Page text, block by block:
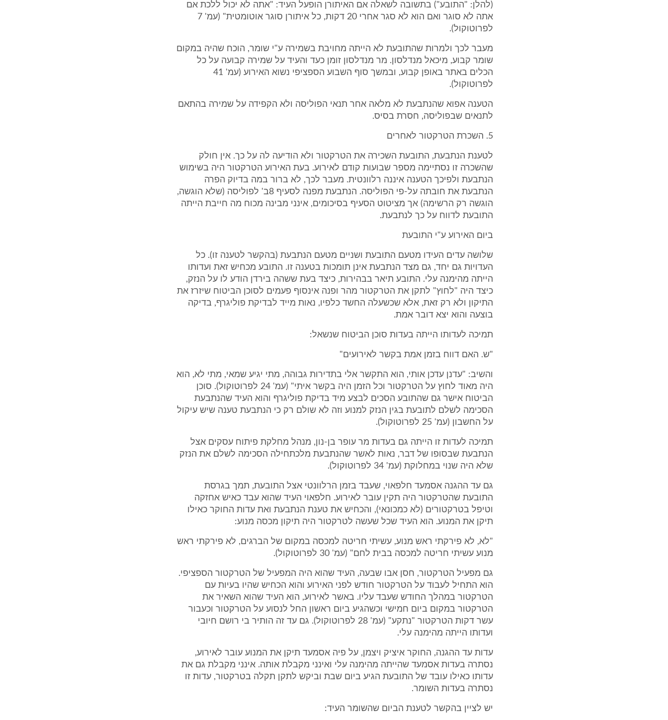
(להלן: "התובע") בתשובה לשאלה אם האיתורן הופעל העיד: "אתה לא יכול ללכת אם
אתה לא סוגר ואם הוא לא סגר אחרי 20 דקות, כל איתורן סוגר אוטומטית" (עמ' 7
לפרוטוקול).
מעבר לכך ולמרות שהתובעת לא הייתה מחויבת בשמירה ע"י שומר, הוכח שהיה במקום
שומר קבוע, מיכאל מנדלסון. מר מנדלסון זומן כעד והעיד על שמירה קבועה על כל
הכלים באתר באופן קבוע, ובמשך סוף השבוע הספציפי נשוא האירוע (עמ' 41
לפרוטוקול).
הטענה אפוא שהנתבעת לא מלאה אחר תנאי הפוליסה ולא הקפידה על שמירה בהתאם
לתנאים שבפוליסה, חסרת בסיס.
5. השכרת הטרקטור לאחרים
לטענת הנתבעת, התובעת השכירה את הטרקטור ולא הודיעה לה על כך. אין חולק
שהשכרה זו נסתיימה מספר שבועות קודם לאירוע. בעת האירוע הטרקטור היה בשימוש
הנתבעת ולפיכך הטענה איננה רלוונטית. מעבר לכך, לא ברור במה בדיוק הפרה
הנתבעת את חובתה על-פי הפוליסה. הנתבעת מפנה לסעיף 8ב' לפוליסה (שלא הוגשה,
הוגשה רק הרשימה) אך מציטוט הסעיף בסיכומים, אינני מבינה מכוח מה חייבת הייתה
התובעת לדווח על כך לנתבעת.
ביום האירוע ע"י התובעת
שלושה עדים העידו מטעם התובעת ושניים מטעם הנתבעת (בהקשר לטענה זו). כל
העדויות גם יחד, גם מצד הנתבעת אינן תומכות בטענה זו. התובע מכחיש זאת ועדותו
הייתה מהימנה עלי. התובע תיאר בבהירות, כיצד בעת ששהה בירדן הודע לו על הנזק,
כיצד היה "לחוץ" לתקן את הטרקטור מהר ופנה אינסוף פעמים לסוכן הביטוח שיזרז את
התיקון ולא רק זאת, אלא שכשעלה החשד כלפיו, נאות מייד לבדיקת פוליגרף, בדיקה
בוצעה והוא יצא דובר אמת.
תמיכה לעדותו הייתה בעדות סוכן הביטוח שנשאל:
"ש. האם דווח בזמן אמת בקשר לאירועים"
והשיב: "עדנן עדכן אותי, הוא התקשר אלי בתדירות גבוהה, מתי יגיע שמאי, מתי לא, הוא
היה מאוד לחוץ על הטרקטור וכל הזמן היה בקשר איתי" (עמ' 24 לפרוטוקול). סוכן
הביטוח אישר גם שהתובע הסכים לבצע מיד בדיקת פוליגרף והוא העיד שהנתבעת
הסכימה לשלם לתובעת בגין הנזק למנוע וזה לא שולם רק כי הנתבעת טענה שיש עיקול
על החשבון (עמ' 25 לפרוטוקול).
תמיכה לעדות זו הייתה גם בעדות מר עופר בן-נון, מנהל מחלקת פיתוח עסקים אצל
הנתבעת שבסופו של דבר, נאות לאשר שהנתבעת מלכתחילה הסכימה לשלם את הנזק
שלא היה שנוי במחלוקת (עמ' 34 לפרוטוקול).
גם עד ההגנה אסמעד חלפאוי, שעבד בזמן הרלוונטי אצל התובעת, תמך בגרסת
התובעת שהטרקטור היה תקין עובר לאירוע. חלפאוי העיד שהוא עבד כאיש אחזקה
וטיפל בטרקטורים (לא כמכונאי), והכחיש את טענת הנתבעת ואת עדות החוקר כאילו
תיקן את המנוע. הוא העיד שכל שעשה לטרקטור היה תיקון מכסה מנוע:
"לא, לא פירקתי ראש מנוע, עשיתי חריטה למכסה במקום של הברגים, לא פירקתי ראש
מנוע עשיתי חריטה למכסה בבית לחם" (עמ' 30 לפרוטוקול).
גם מפעיל הטרקטור, חסן אבו שבעה, העיד שהוא היה המפעיל של הטרקטור הספציפי.
הוא התחיל לעבוד על הטרקטור חודש לפני האירוע והוא הכחיש שהיו בעיות עם
הטרקטור במהלך החודש שעבד עליו. באשר לאירוע, הוא העיד שהוא השאיר את
הטרקטור במקום ביום חמישי וכשהגיע ביום ראשון החל לנסוע על הטרקטור וכעבור
עשר דקות הטרקטור "נתקע" (עמ' 28 לפרוטוקול). גם עד זה הותיר בי רושם חיובי
ועדותו הייתה מהימנה עלי.
עדות עד ההגנה, החוקר איציק ויצמן, על פיה אסמעד תיקן את המנוע עובר לאירוע,
נסתרה בעדות אסמעד שהייתה מהימנה עלי ואינני מקבלת אותה. אינני מקבלת גם את
עדותו כאילו עובד של התובעת הגיע ביום שבת וביקש לתקן תקלה בטרקטור, עדות זו
נסתרה בעדות השומר.
יש לציין בהקשר לטענת הביום שהשומר העיד: